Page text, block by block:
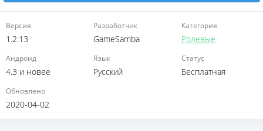
Версия
1.2.13
Разработчик
GameSamba
Категория
Ролевые
Андроид
4.3 и новее
Язык
Русский
Статус
Бесплатная
Обновлено
2020-04-02